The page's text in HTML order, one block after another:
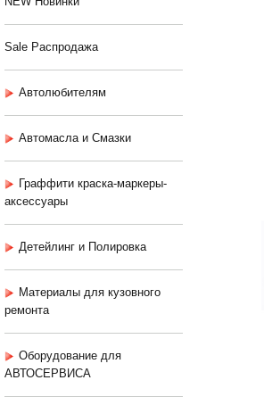
Sale Распродажа
Автолюбителям
Автомасла и Смазки
Граффити краска-маркеры-
аксессуары
Детейлинг и Полировка
Материалы для кузовного
ремонта
Оборудование для
АВТОСЕРВИСА